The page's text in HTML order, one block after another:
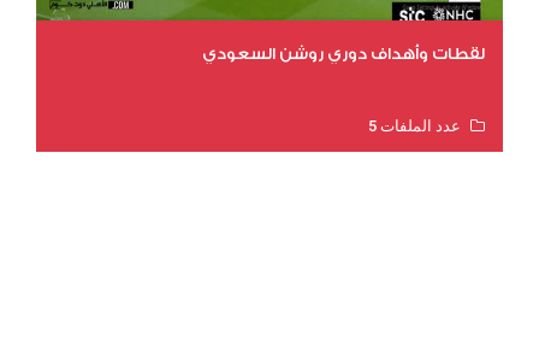
لقطات وأهداف دوري روشن السعودي
عدد الملفات 5